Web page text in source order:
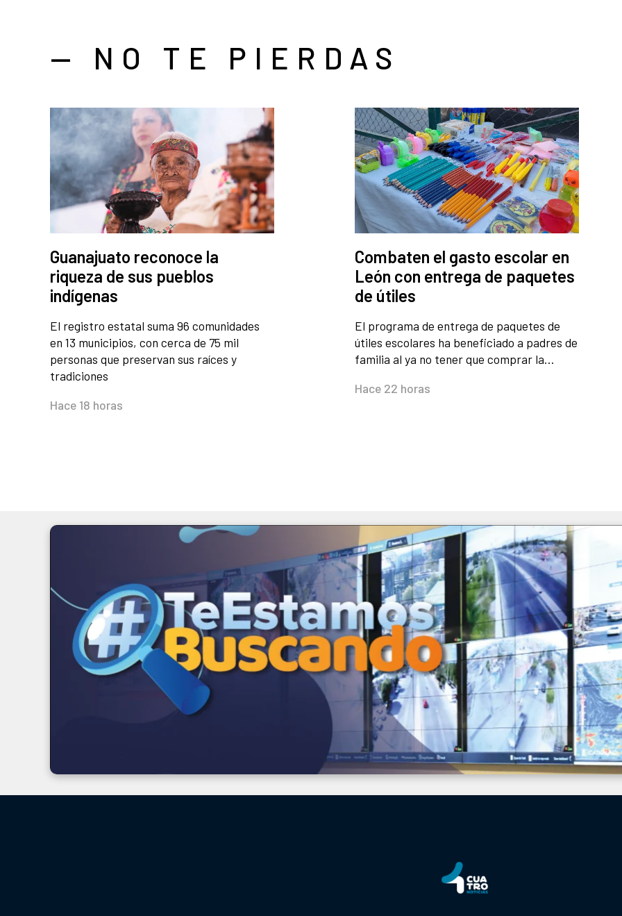
— NO TE PIERDAS
Guanajuato reconoce la
riqueza de sus pueblos
indígenas
El registro estatal suma 96 comunidades
en 13 municipios, con cerca de 75 mil
personas que preservan sus raíces y
tradiciones
Hace 18 horas
Combaten el gasto escolar en
León con entrega de paquetes
de útiles
El programa de entrega de paquetes de
útiles escolares ha beneficiado a padres de
familia al ya no tener que comprar la…
Hace 22 horas